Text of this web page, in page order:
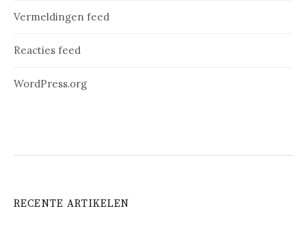
Vermeldingen feed
Reacties feed
WordPress.org
RECENTE ARTIKELEN